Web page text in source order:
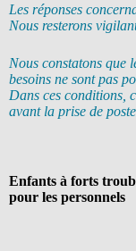
Les réponses
Nous resterons
Nous constatons que
besoins ne sont pas
Dans ces conditions,
avant la prise de
Enfants à forts
pour les personnels